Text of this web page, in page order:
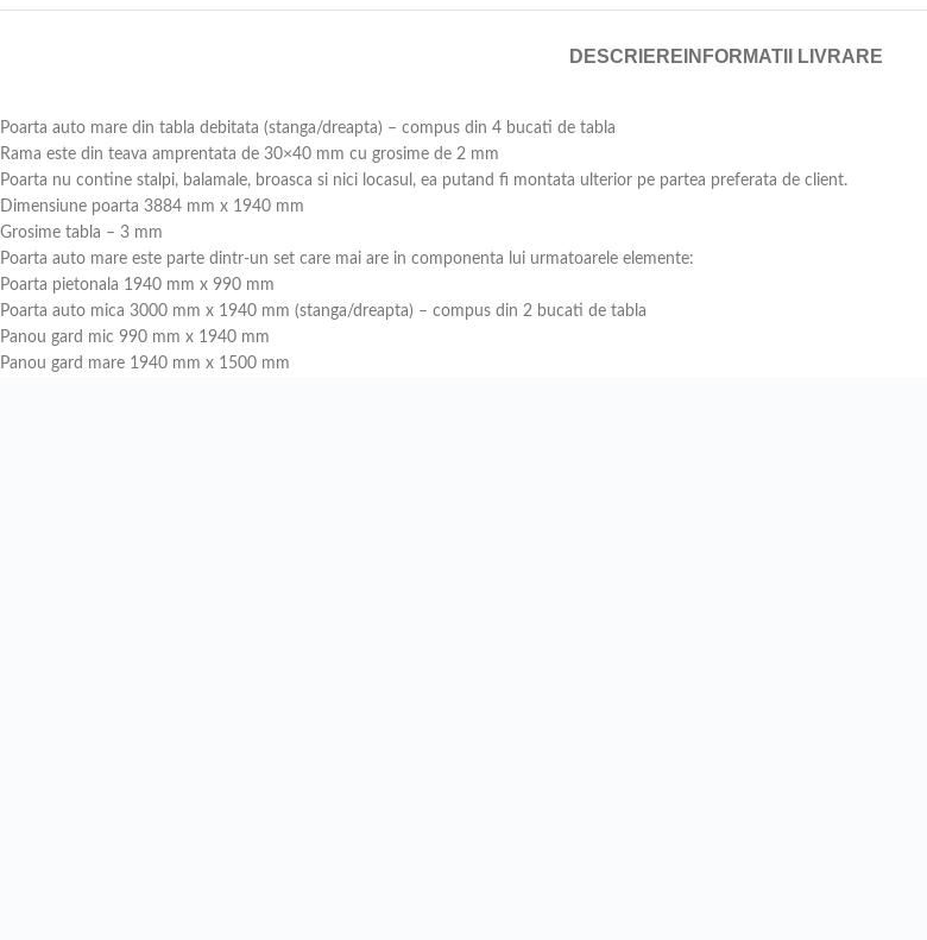
DESCRIERE INFORMATII LIVRARE
Poarta auto mare din tabla debitata (stanga/dreapta) – compus din 4 bucati de tabla
Rama este din teava amprentata de 30×40 mm cu grosime de 2 mm
Poarta nu contine stalpi, balamale, broasca si nici locasul, ea putand fi montata ulterior pe partea preferata de client.
Dimensiune poarta 3884 mm x 1940 mm
Grosime tabla – 3 mm
Poarta auto mare este parte dintr-un set care mai are in componenta lui urmatoarele elemente:
Poarta pietonala 1940 mm x 990 mm
Poarta auto mica 3000 mm x 1940 mm (stanga/dreapta) – compus din 2 bucati de tabla
Panou gard mic 990 mm x 1940 mm
Panou gard mare 1940 mm x 1500 mm